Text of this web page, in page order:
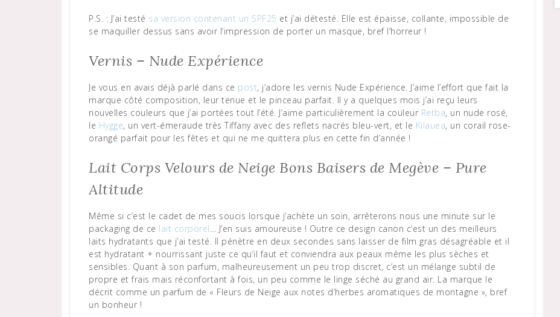
P.S. : J’ai testé sa version contenant un SPF25 et j’ai détesté. Elle est épaisse, collante, impossible de
se maquiller dessus sans avoir l’impression de porter un masque, bref l’horreur !
Vernis – Nude Expérience
Je vous en avais déjà parlé dans ce post, j’adore les vernis Nude Expérience. J’aime l’effort que fait la
marque côté composition, leur tenue et le pinceau parfait. Il y a quelques mois j’ai reçu leurs
nouvelles couleurs que j’ai portées tout l’été. J’aime particulièrement la couleur Retba, un nude rosé,
le Hygge, un vert-émeraude très Tiffany avec des reflets nacrés bleu-vert, et le Kilauea, un corail rose-
orangé parfait pour les fêtes et qui ne me quittera plus en cette fin d’année !
Lait Corps Velours de Neige Bons Baisers de Megève – Pure
Altitude
Même si c’est le cadet de mes soucis lorsque j’achète un soin, arrêterons nous une minute sur le
packaging de ce lait corporel… J’en suis amoureuse ! Outre ce design canon c’est un des meilleurs
laits hydratants que j’ai testé. Il pénètre en deux secondes sans laisser de film gras désagréable et il
est hydratant + nourrissant juste ce qu’il faut et conviendra aux peaux même les plus sèches et
sensibles. Quant à son parfum, malheureusement un peu trop discret, c’est un mélange subtil de
propre et frais mais réconfortant à fois, un peu comme le linge séché au grand air. La marque le
décrit comme un parfum de « Fleurs de Neige aux notes d’herbes aromatiques de montagne », bref
un bonheur !